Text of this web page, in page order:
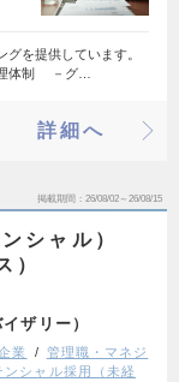
を提供しています。
体制 －グ…
詳細へ
掲載期間 26/08/02～26/08/15
シャル）
）
ザリー）
業
管理職・マネジ
ンシャル採用（未経